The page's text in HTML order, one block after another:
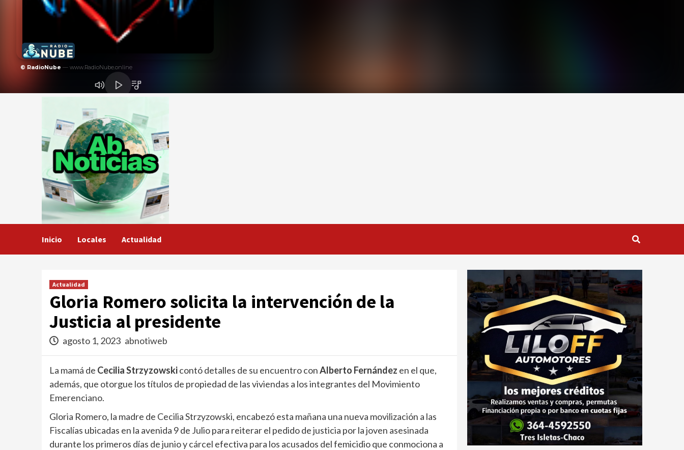
Inicio Locales Actualidad
Actualidad
Gloria Romero solicita la intervención de la
Justicia al presidente
agosto 1, 2023 abnotiweb
La mamá de Cecilia Strzyzowskicontó detalles de su encuentro conAlberto Fernández en el que,
además, que otorgue los títulos de propiedad de las viviendas a los integrantes del Movimiento
Emerenciano.
Gloria Romero, la madre de Cecilia Strzyzowski, encabezó esta mañana una nueva movilización a las
Fiscalías ubicadas en la avenida 9 de Julio para reiterar el pedido de justicia por la joven asesinada
durante los primeros días de junio y cárcel efectiva para los acusados del femicidio que conmociona a